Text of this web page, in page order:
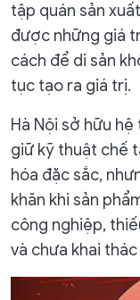
tập quán sản
được những giá
cách để di sản
tục tạo ra giá trị.
Hà Nội sở hữu
giữ kỹ thuật chế
hóa đặc sắc,
khăn khi sản
công nghiệp,
và chưa khai